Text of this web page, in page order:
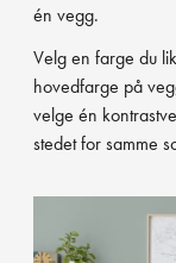
én vegg.
Velg en farge du
hovedfarge på
velge én
stedet for samme